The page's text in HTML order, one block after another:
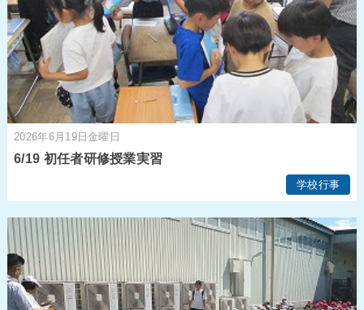
2026年6月19日金曜日
6/19 初任者研修授業実習
学校行事